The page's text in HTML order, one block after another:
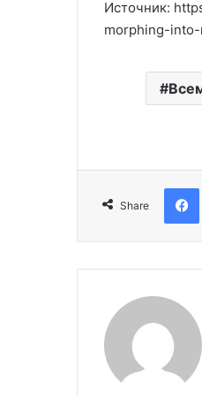
Источник:
morphing-
Share